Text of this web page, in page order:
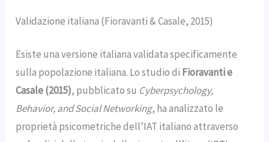
Validazione italiana (Fioravanti & Casale, 2015)
Esiste una versione italiana validata specificamente
sulla popolazione italiana. Lo studio di Fioravanti e
Casale (2015), pubblicato su Cyberpsychology,
Behavior, and Social Networking, ha analizzato le
proprietà psicometriche dell’IAT italiano attraverso